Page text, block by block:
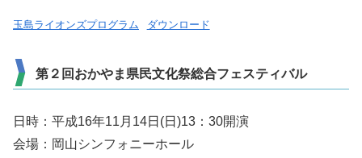
玉島ライオンズプログラム ダウンロード
第２回おかやま県民文化祭総合フェスティバル
日時：平成16年11月14日(日)13：30開演
会場：岡山シンフォニーホール